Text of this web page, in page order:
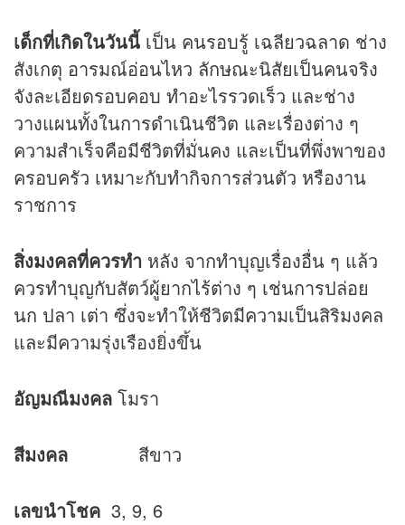
เด็กที่เกิดในวันนี้ เป็น คนรอบรู้ เฉลียวฉลาด ช่าง
สังเกตุ อารมณ์อ่อนไหว ลักษณะนิสัยเป็นคนจริง
จังละเอียดรอบคอบ ทำอะไรรวดเร็ว และช่าง
วางแผนทั้งในการดำเนินชีวิต และเรื่องต่าง ๆ
ความสำเร็จคือมีชีวิตที่มั่นคง และเป็นที่พึ่งพาของ
ครอบครัว เหมาะกับทำกิจการส่วนตัว หรืองาน
ราชการ
สิ่งมงคลที่ควรทำ หลัง จากทำบุญเรื่องอื่น ๆ แล้ว
ควรทำบุญกับสัตว์ผู้ยากไร้ต่าง ๆ เช่นการปล่อย
นก ปลา เต่า ซึ่งจะทำให้ชีวิตมีความเป็นสิริมงคล
และมีความรุ่งเรืองยิ่งขึ้น
อัญมณีมงคล โมรา
สีมงคล สีขาว
เลขนำโชค 3, 9, 6